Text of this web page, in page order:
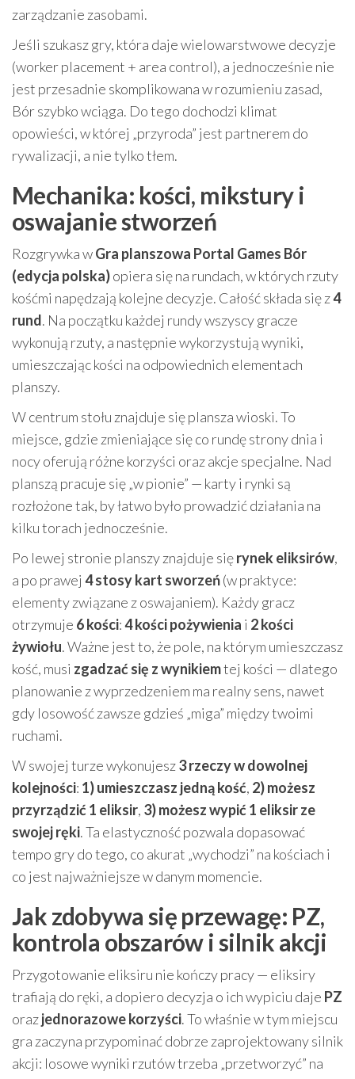
zarządzanie zasobami.
Jeśli szukasz gry, która daje wielowarstwowe decyzje
(worker placement + area control), a jednocześnie nie
jest przesadnie skomplikowana w rozumieniu zasad,
Bór szybko wciąga. Do tego dochodzi klimat
opowieści, w której „przyroda” jest partnerem do
rywalizacji, a nie tylko tłem.
Mechanika: kości, mikstury i
oswajanie stworzeń
Rozgrywka wGra planszowa Portal Games Bór
(edycja polska)opiera się na rundach, w których rzuty
kośćmi napędzają kolejne decyzje. Całość składa się z4
rund. Na początku każdej rundy wszyscy gracze
wykonują rzuty, a następnie wykorzystują wyniki,
umieszczając kości na odpowiednich elementach
planszy.
W centrum stołu znajduje się plansza wioski. To
miejsce, gdzie zmieniające się co rundę strony dnia i
nocy oferują różne korzyści oraz akcje specjalne. Nad
planszą pracuje się „w pionie” — karty i rynki są
rozłożone tak, by łatwo było prowadzić działania na
kilku torach jednocześnie.
Po lewej stronie planszy znajduje sięrynek eliksirów,
a po prawej 4 stosy kart sworzeń(w praktyce:
elementy związane z oswajaniem). Każdy gracz
otrzymuje 6 kości:4 kości pożywienia i 2 kości
żywiołu. Ważne jest to, że pole, na którym umieszczasz
kość, musi zgadzać się z wynikiemtej kości — dlatego
planowanie z wyprzedzeniem ma realny sens, nawet
gdy losowość zawsze gdzieś „miga” między twoimi
ruchami.
W swojej turze wykonujesz3 rzeczy w dowolnej
kolejności: 1) umieszczasz jedną kość, 2) możesz
przyrządzić 1 eliksir, 3) możesz wypić 1 eliksir ze
swojej ręki. Ta elastyczność pozwala dopasować
tempo gry do tego, co akurat „wychodzi” na kościach i
co jest najważniejsze w danym momencie.
Jak zdobywa się przewagę: PZ,
kontrola obszarów i silnik akcji
Przygotowanie eliksiru nie kończy pracy — eliksiry
trafiają do ręki, a dopiero decyzja o ich wypiciu daje PZ
orazjednorazowe korzyści. To właśnie w tym miejscu
gra zaczyna przypominać dobrze zaprojektowany silnik
akcji: losowe wyniki rzutów trzeba „przetworzyć” na